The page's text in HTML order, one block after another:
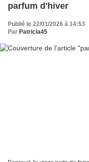
parfum d'hiver
Publié le 22/01/2026 à 14:53
Par Patricia45